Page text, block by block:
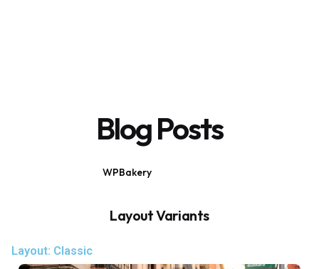
Blog Posts
WPBakery
Layout Variants
Layout: Classic